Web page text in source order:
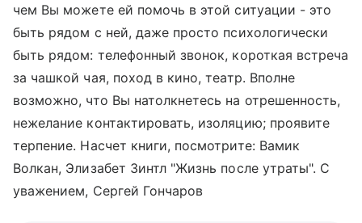
чем Вы можете ей помочь в этой ситуации - это
быть рядом с ней, даже просто психологически
быть рядом: телефонный звонок, короткая встреча
за чашкой чая, поход в кино, театр. Вполне
возможно, что Вы натолкнетесь на отрешенность,
нежелание контактировать, изоляцию; проявите
терпение. Насчет книги, посмотрите: Вамик
Волкан, Элизабет Зинтл "Жизнь после утраты". С
уважением, Сергей Гончаров